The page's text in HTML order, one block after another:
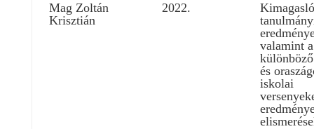
Mag Zoltán
Krisztián
2022.
Kimagasló
valamint a
és
iskolai